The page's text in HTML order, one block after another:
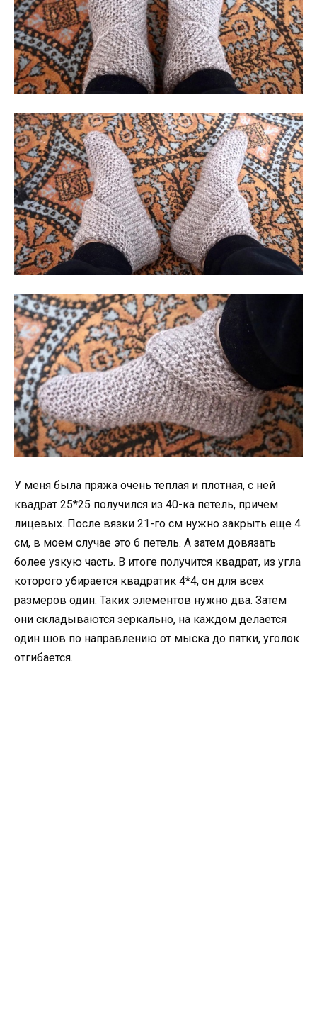
У меня была пряжа очень теплая и плотная, с ней
квадрат 25*25 получился из 40-ка петель, причем
лицевых. После вязки 21-го см нужно закрыть еще 4
см, в моем случае это 6 петель. А затем довязать
более узкую часть. В итоге получится квадрат, из угла
которого убирается квадратик 4*4, он для всех
размеров один. Таких элементов нужно два. Затем
они складываются зеркально, на каждом делается
один шов по направлению от мыска до пятки, уголок
отгибается.